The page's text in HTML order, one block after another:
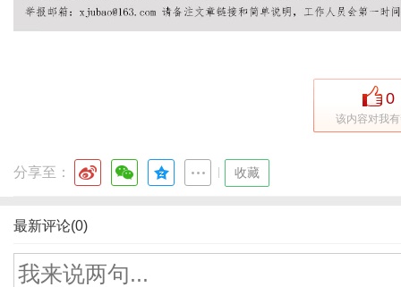
0
该内容对我
分享至： 收藏
最新评论(0)